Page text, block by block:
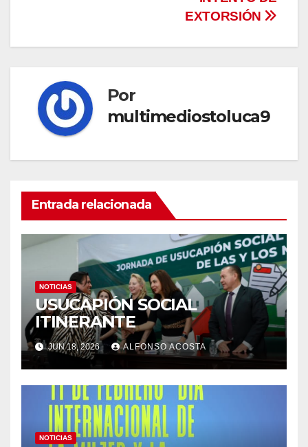
EXTORSIÓN
Por
multimediostoluca9
Entrada relacionada
NOTICIAS
USUCAPIÓN SOCIAL
ITINERANTE
JUN 18, 2026 ALFONSO ACOSTA
NOTICIAS